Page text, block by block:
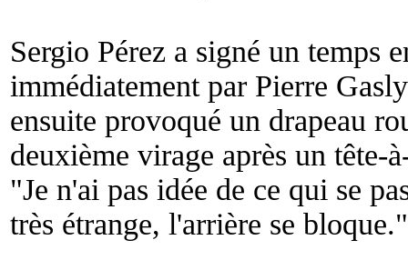
Sergio Pérez a signé un temps
immédiatement par Pierre
ensuite provoqué un drapeau
deuxième virage après un tête-
"Je n'ai pas idée de ce qui se
très étrange, l'arrière se bloque."